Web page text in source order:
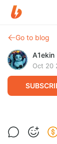
Go to blog
A1ekin
Oct 20
🔴